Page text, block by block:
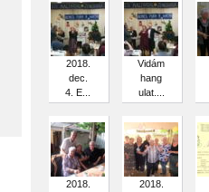
2018.
dec.
4. E...
Vidám
hang
ulat....
2018.
2018.